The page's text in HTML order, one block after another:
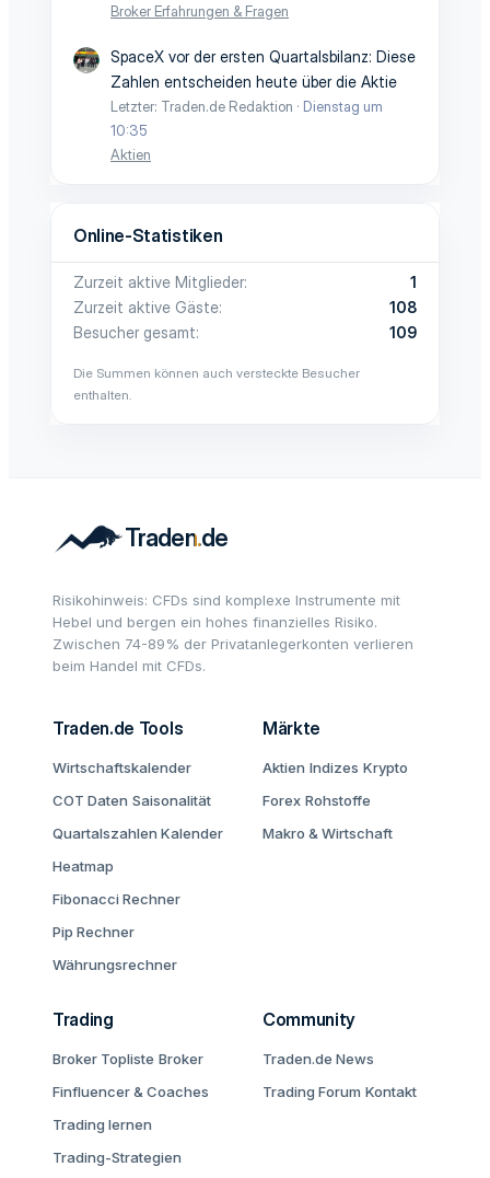
Broker Erfahrungen & Fragen
SpaceX vor der ersten Quartalsbilanz: Diese
Zahlen entscheiden heute über die Aktie
Letzter: Traden.de Redaktion
Dienstag um
10:35
Aktien
Online-Statistiken
Zurzeit aktive Mitglieder
1
Zurzeit aktive Gäste
108
Besucher gesamt
109
Die Summen können auch versteckte Besucher
enthalten.
Risikohinweis: CFDs sind komplexe Instrumente mit
Hebel und bergen ein hohes finanzielles Risiko.
Zwischen 74-89% der Privatanlegerkonten verlieren
beim Handel mit CFDs.
Traden.de Tools
Wirtschaftskalender
COT Daten Saisonalität
Quartalszahlen Kalender
Heatmap
Fibonacci Rechner
Pip Rechner
Währungsrechner
Märkte
Aktien Indizes Krypto
Forex Rohstoffe
Makro & Wirtschaft
Trading
Broker Topliste Broker
Finfluencer & Coaches
Trading lernen
Trading-Strategien
Community
Traden.de News
Trading Forum Kontakt